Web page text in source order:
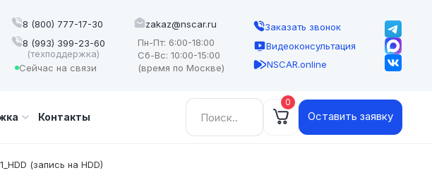
8 (800) 777-17-30
8 (993) 399-23-60
(техподдержка)
Сейчас на связи
zakaz@nscar.ru
Пн-Пт: 6:00-18:00
Сб-Вс: 10:00-15:00
(время по Москве)
Заказать звонок
Видеоконсультация
NSCAR.online
Контакты
Найти: 0
Оставить заявку
(запись на HDD)